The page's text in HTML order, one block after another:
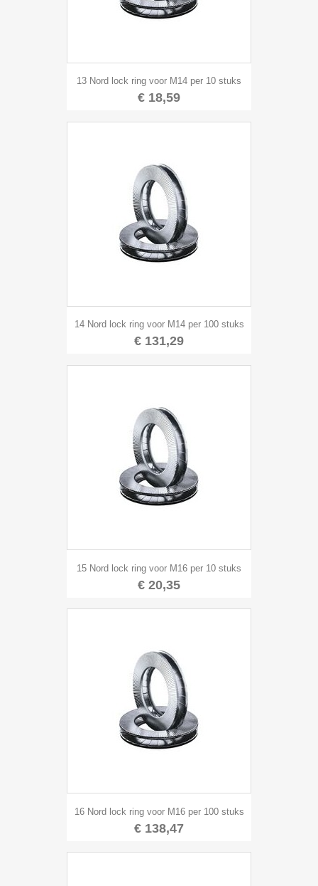
13 Nord lock ring voor M14 per 10 stuks
€ 18,59
14 Nord lock ring voor M14 per 100 stuks
€ 131,29
15 Nord lock ring voor M16 per 10 stuks
€ 20,35
16 Nord lock ring voor M16 per 100 stuks
€ 138,47